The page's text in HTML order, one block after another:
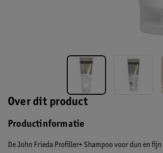
Over dit product
Productinformatie
De John Frieda Profiller+ Shampoo voor dun en